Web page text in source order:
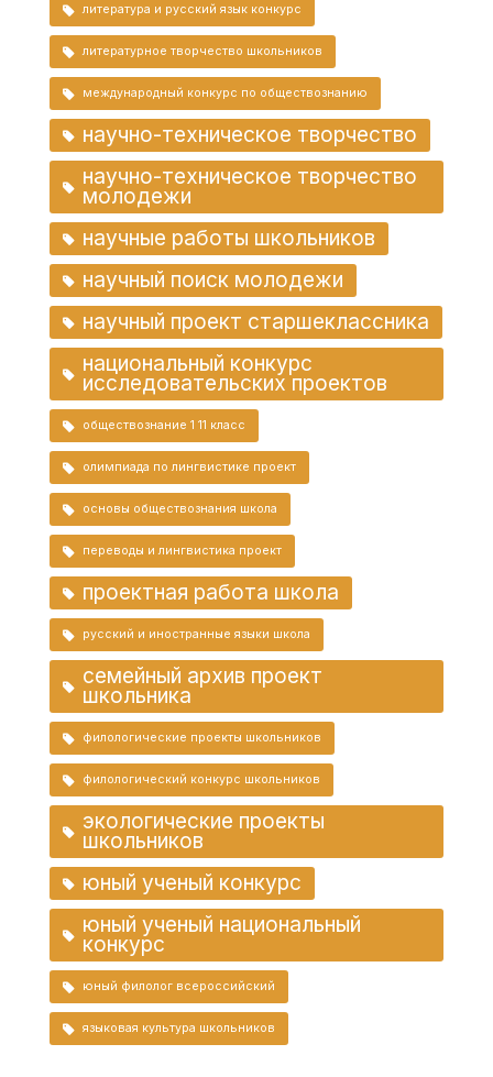
литература и русский язык конкурс
литературное творчество школьников
международный конкурс по обществознанию
научно-техническое творчество
научно-техническое творчество
молодежи
научные работы школьников
научный поиск молодежи
научный проект старшеклассника
национальный конкурс
исследовательских проектов
обществознание 1 11 класс
олимпиада по лингвистике проект
основы обществознания школа
переводы и лингвистика проект
проектная работа школа
русский и иностранные языки школа
семейный архив проект
школьника
филологические проекты школьников
филологический конкурс школьников
экологические проекты
школьников
юный ученый конкурс
юный ученый национальный
конкурс
юный филолог всероссийский
языковая культура школьников